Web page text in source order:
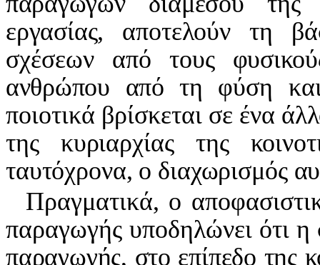
εργασίας, αποτελούν τη
σχέσεων απότους
ανθρώπου από τη φύση
ποιοτικά βρίσκεται σε ένα
της κυριαρχίας της
ταυτόχρονα, ο δια­χωρισμός
Πραγματικά, ο
παραγωγής υποδηλώνει ότι
παραγωγής, στο επίπεδο της